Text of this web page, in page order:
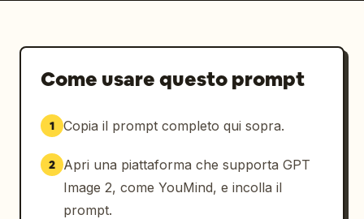
Come usare questo prompt
1 Copia il prompt completo qui sopra.
2
Apri una piattaforma che supporta GPT
Image 2, come YouMind, e incolla il
prompt.